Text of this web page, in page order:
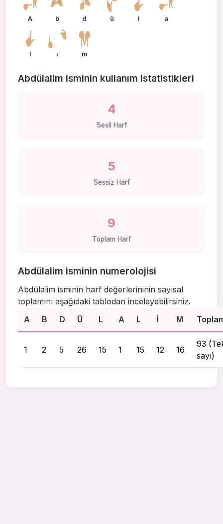
A b d ü l a
l i m
Abdülalim isminin kullanım istatistikleri
4
Sesli Harf
5
Sessiz Harf
9
Toplam Harf
Abdülalim isminin numerolojisi
Abdülalim isminin harf değerlerininin sayısal
toplamını aşağıdaki tablodan inceleyebilirsiniz.
A
B D Ü L A L I M
1 2 5 26 15 1 15 12 16
93
sayı)